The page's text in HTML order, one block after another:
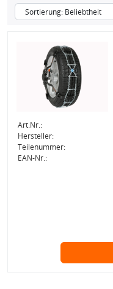
Art.Nr.:
Hersteller:
Teilenummer:
EAN-Nr.: